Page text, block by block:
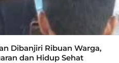
Dibanjiri Ribuan Warga,
dan Hidup Sehat